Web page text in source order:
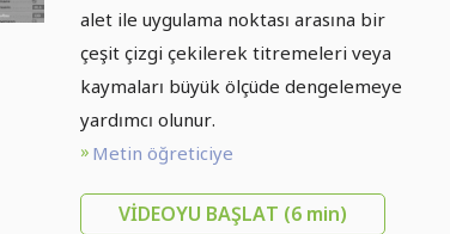
alet ile uygulama noktası arasına bir
çeşit çizgi çekilerek titremeleri veya
kaymaları büyük ölçüde dengelemeye
yardımcı olunur.
Metin öğreticiye
VIDEOYU BAŞLAT (6 min)